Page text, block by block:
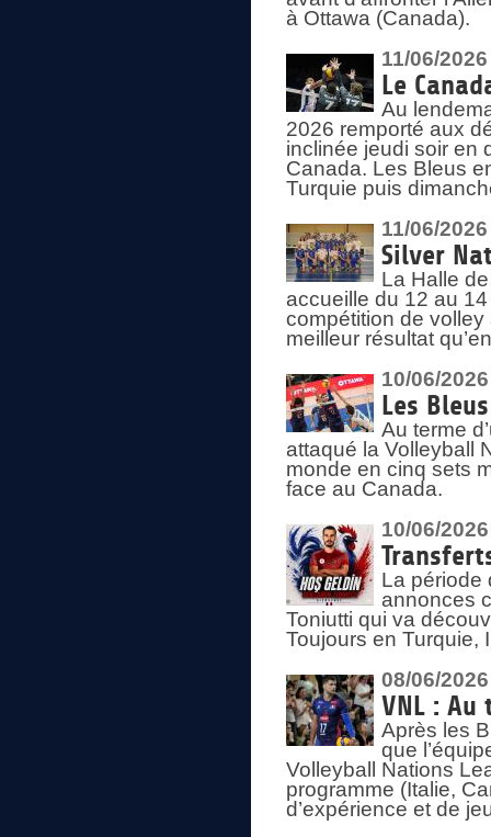
à Ottawa (Canada).
11/06/2026
Le
Au
2026 remporté aux
inclinée jeudi soir en
Canada. Les Bleus
Turquie puis
11/06/2026
Silver
La Halle
accueille du 12 au
compétition de
meilleur résultat
10/06/2026
Les
Au terme
attaqué la Volleyball
monde en cinq sets
face au Canada.
10/06/2026
La période
annonces
Toniutti qui va
Toujours en Turquie,
08/06/2026
VNL : Au
Après les
que
Volleyball Nations
programme (Italie,
d’expérience et de